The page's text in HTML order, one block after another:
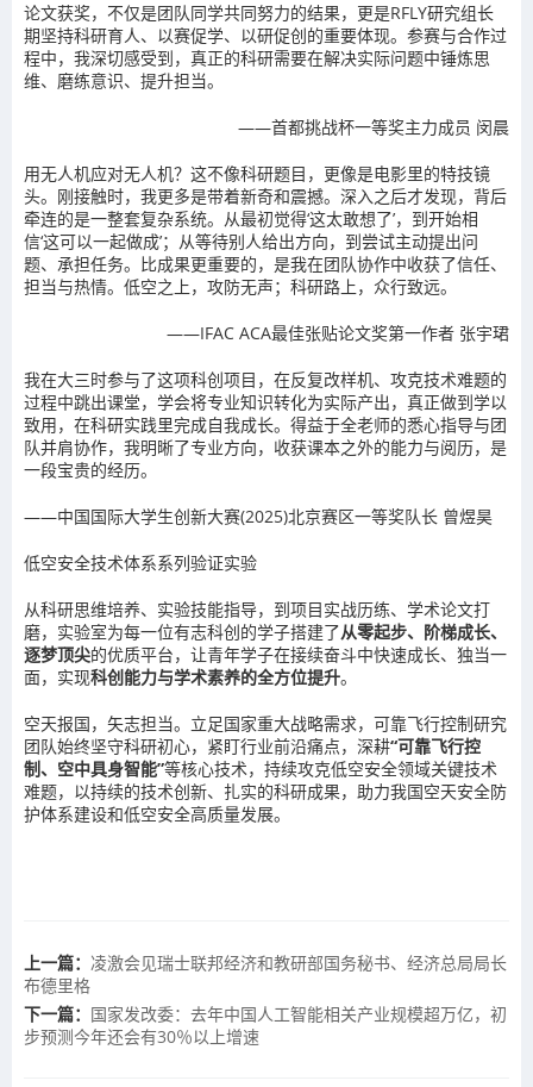
论文获奖，不仅是团队同学共同努力的结果，更是RFLY研究组长
期坚持科研育人、以赛促学、以研促创的重要体现。参赛与合作过
程中，我深切感受到，真正的科研需要在解决实际问题中锤炼思
维、磨练意识、提升担当。
——首都挑战杯一等奖主力成员 闵晨
用无人机应对无人机？这不像科研题目，更像是电影里的特技镜
头。刚接触时，我更多是带着新奇和震撼。深入之后才发现，背后
牵连的是一整套复杂系统。从最初觉得‘这太敢想了’，到开始相
信‘这可以一起做成’；从等待别人给出方向，到尝试主动提出问
题、承担任务。比成果更重要的，是我在团队协作中收获了信任、
担当与热情。低空之上，攻防无声；科研路上，众行致远。
——IFAC ACA最佳张贴论文奖第一作者 张宇珺
我在大三时参与了这项科创项目，在反复改样机、攻克技术难题的
过程中跳出课堂，学会将专业知识转化为实际产出，真正做到学以
致用，在科研实践里完成自我成长。得益于全老师的悉心指导与团
队并肩协作，我明晰了专业方向，收获课本之外的能力与阅历，是
一段宝贵的经历。
——中国国际大学生创新大赛(2025)北京赛区一等奖队长 曾煜昊
低空安全技术体系系列验证实验
从科研思维培养、实验技能指导，到项目实战历练、学术论文打
磨，实验室为每一位有志科创的学子搭建了从零起步、阶梯成长、
逐梦顶尖的优质平台，让青年学子在接续奋斗中快速成长、独当一
面，实现科创能力与学术素养的全方位提升。
空天报国，矢志担当。 立足国家重大战略需求，可靠飞行控制研究
团队始终坚守科研初心，紧盯行业前沿痛点，深耕“可靠飞行控
制、空中具身智能”等核心技术，持续攻克低空安全领域关键技术
难题，以持续的技术创新、扎实的科研成果，助力我国空天安全防
护体系建设和低空安全高质量发展。
上一篇： 凌激会见瑞士联邦经济和教研部国务秘书、经济总局局长
布德里格
下一篇： 国家发改委：去年中国人工智能相关产业规模超万亿，初
步预测今年还会有30％以上增速